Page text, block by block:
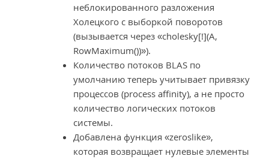
неблокированного разложения
Холецкого с выборкой поворотов
(вызывается через «cholesky[!](A,
RowMaximum())»).
Количество потоков BLAS по
умолчанию теперь учитывает привязку
процессов (process affinity), а не просто
количество логических потоков
системы.
Добавлена функция «zeroslike»,
которая возвращает нулевые элементы